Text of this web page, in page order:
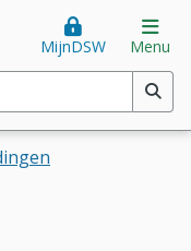
voor je.
MijnDSW Menu